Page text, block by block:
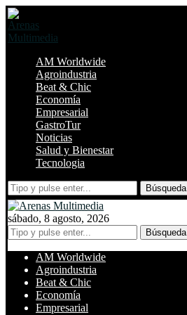
AM Worldwide
Agroindustria
Beat & Chic
Economía
Empresarial
GastroTur
Noticias
Salud y Bienestar
Tecnologia
Búsqueda
sábado, 8 agosto, 2026
Búsqueda
AM Worldwide
Agroindustria
Beat & Chic
Economía
Empresarial